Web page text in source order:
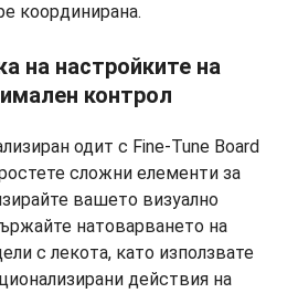
координирана.
на настройките на
контрол